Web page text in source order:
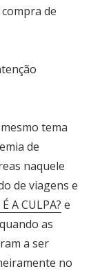
de
tema
de
naquele
de viagens e
A CULPA? e
as
a ser
no